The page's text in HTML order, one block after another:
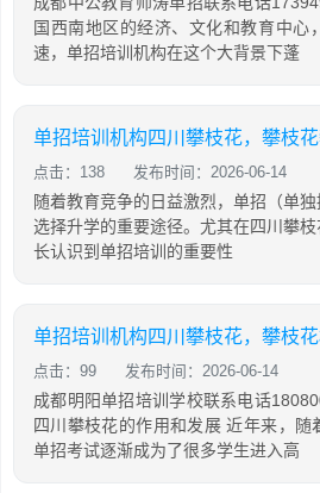
国西南地区的经济、文化和教育中心
速，单招培训机构在这个大背景下蓬
点击：138 发布时间：2026-06-14
随着教育竞争的日益激烈，单招（单
选择升学的重要途径。尤其在四川攀
长认识到单招培训的重要性
点击：99 发布时间：2026-06-14
成都明阳单招培训学校联系电话
四川攀枝花的作用和发展 近年来，随
单招考试逐渐成为了很多学生进入高